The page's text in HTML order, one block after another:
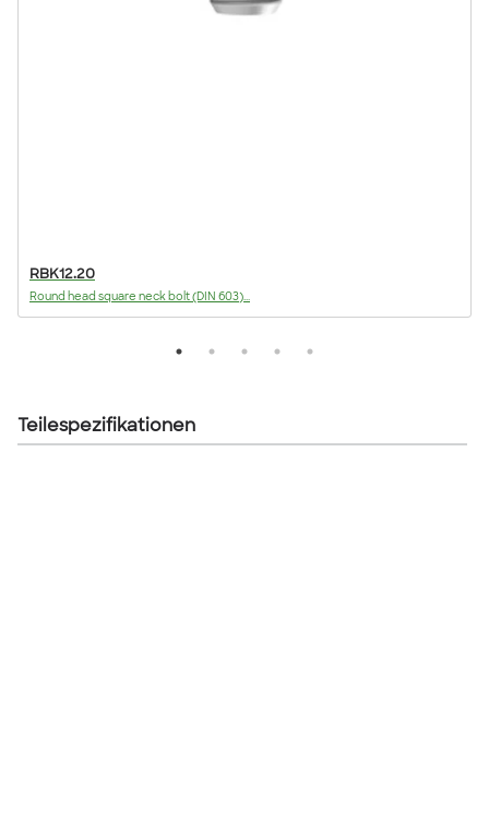
RBK12.20
Round head square neck bolt (DIN 603)...
Teilespezifikationen